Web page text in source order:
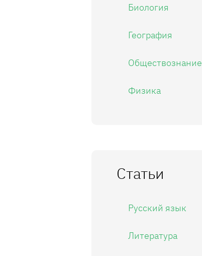
Биология
География
Обществознание
Физика
Статьи
Русский язык
Литература